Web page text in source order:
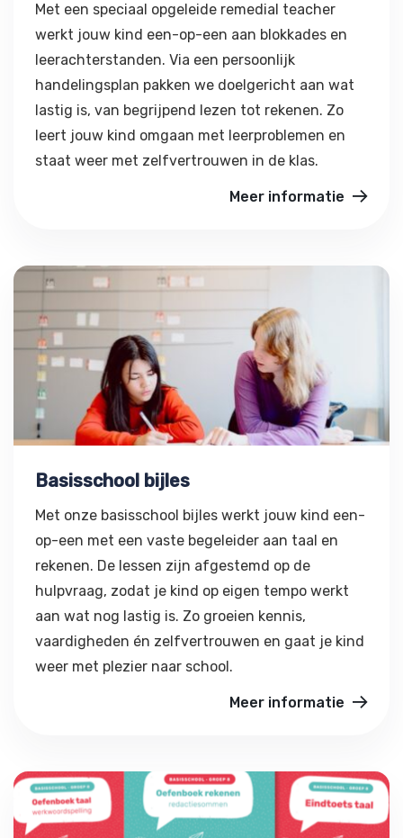
Met een speciaal opgeleide remedial teacher
werkt jouw kind een-op-een aan blokkades en
leerachterstanden. Via een persoonlijk
handelingsplan pakken we doelgericht aan wat
lastig is, van begrijpend lezen tot rekenen. Zo
leert jouw kind omgaan met leerproblemen en
staat weer met zelfvertrouwen in de klas.
Meer informatie
Basisschool bijles
Basisschool bijles
Met onze basisschool bijles werkt jouw kind een-
op-een met een vaste begeleider aan taal en
rekenen. De lessen zijn afgestemd op de
hulpvraag, zodat je kind op eigen tempo werkt
aan wat nog lastig is. Zo groeien kennis,
vaardigheden én zelfvertrouwen en gaat je kind
weer met plezier naar school.
Meer informatie
Lyceo Junior Oefenboeken